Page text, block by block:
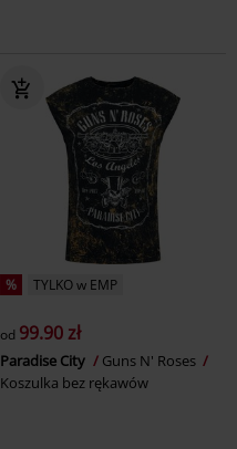
% TYLKO w EMP
od 99.90 zł
Paradise City
Guns N' Roses
Koszulka bez rękawów